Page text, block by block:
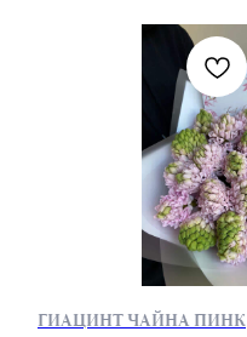
ГИАЦИНТ ЧАЙНА ПИНК